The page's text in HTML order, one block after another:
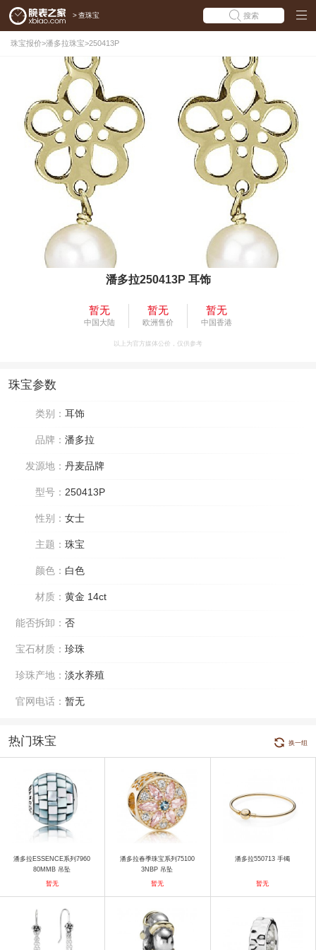
> 查珠宝 搜索
珠宝报价>潘多拉珠宝>250413P
潘多拉250413P 耳饰
暂无
中国大陆
暂无
欧洲售价
暂无
中国香港
以上为官方媒体公价，仅供参考
珠宝参数
类别： 耳饰
品牌： 潘多拉
发源地： 丹麦品牌
型号： 250413P
性别： 女士
主题： 珠宝
颜色： 白色
材质： 黄金 14ct
能否拆卸： 否
宝石材质： 珍珠
珍珠产地： 淡水养殖
官网电话： 暂无
热门珠宝 换一组
潘多拉ESSENCE系列7960
80MMB 吊坠
暂无
潘多拉春季珠宝系列75100
3NBP 吊坠
暂无
潘多拉550713 手镯
暂无